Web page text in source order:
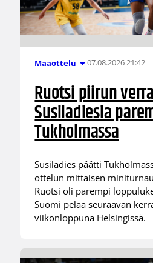
Maaottelu 07.08.2026 21:42
Ruotsi piirun
Susiladiesia
Tukholmassa
Susiladies päätti
ottelun mittaisen
Ruotsi oli parempi
Suomi pelaa seuraavan
viikonloppuna Helsingissä.